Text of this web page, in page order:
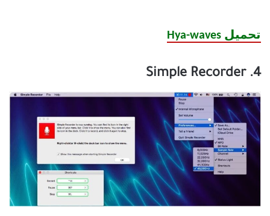
تحميل Hya-waves
4. Simple Recorder